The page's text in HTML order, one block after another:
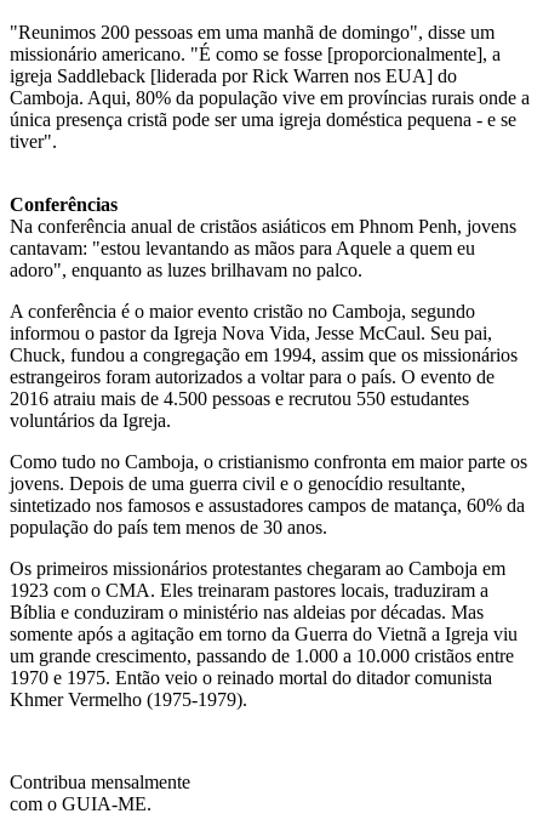
"Reunimos 200 pessoas em uma manhã de domingo", disse um
missionário americano. "É como se fosse [proporcionalmente], a
igreja Saddleback [liderada por Rick Warren nos EUA] do
Camboja. Aqui, 80% da população vive em províncias rurais onde a
única presença cristã pode ser uma igreja doméstica pequena - e se
tiver".
Conferências
Na conferência anual de cristãos asiáticos em Phnom Penh, jovens
cantavam: "estou levantando as mãos para Aquele a quem eu
adoro", enquanto as luzes brilhavam no palco.
A conferência é o maior evento cristão no Camboja, segundo
informou o pastor da Igreja Nova Vida, Jesse McCaul. Seu pai,
Chuck, fundou a congregação em 1994, assim que os missionários
estrangeiros foram autorizados a voltar para o país. O evento de
2016 atraiu mais de 4.500 pessoas e recrutou 550 estudantes
voluntários da Igreja.
Como tudo no Camboja, o cristianismo confronta em maior parte os
jovens. Depois de uma guerra civil e o genocídio resultante,
sintetizado nos famosos e assustadores campos de matança, 60% da
população do país tem menos de 30 anos.
Os primeiros missionários protestantes chegaram ao Camboja em
1923 com o CMA. Eles treinaram pastores locais, traduziram a
Bíblia e conduziram o ministério nas aldeias por décadas. Mas
somente após a agitação em torno da Guerra do Vietnã a Igreja viu
um grande crescimento, passando de 1.000 a 10.000 cristãos entre
1970 e 1975. Então veio o reinado mortal do ditador comunista
Khmer Vermelho (1975-1979).
Contribua mensalmente
com o GUIA-ME.